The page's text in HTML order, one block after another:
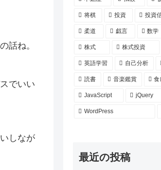
話ね。
でいい
しなが
将棋 投資 投資
柔道 戯言 数学
株式 株式投資
英語学習 自己分析
読書 音楽鑑賞 食
JavaScript jQuery
WordPress
最近の投稿